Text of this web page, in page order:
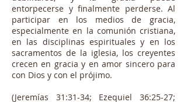
entorpecerse y finalmente perderse. Al
participar en los medios de gracia,
especialmente en la comunión cristiana,
en las disciplinas espirituales y en los
sacramentos de la iglesia, los creyentes
crecen en gracia y en amor sincero para
con Dios y con el prójimo.
(Jeremías 31:31-34; Ezequiel 36:25-27;